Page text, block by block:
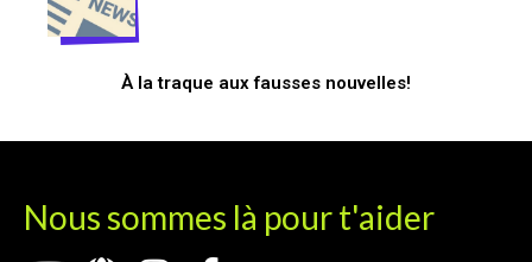
À la traque aux fausses nouvelles!
Nous sommes là pour t'aider